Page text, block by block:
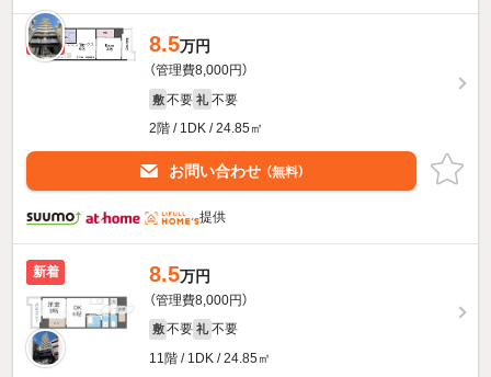
新着 8.5万円
（管理費8,000円）
敷 不要 礼 不要
2階 / 1DK / 24.85㎡
お問い合わせ （無料）
提供
新着 8.5万円
（管理費8,000円）
敷 不要 礼 不要
11階 / 1DK / 24.85㎡